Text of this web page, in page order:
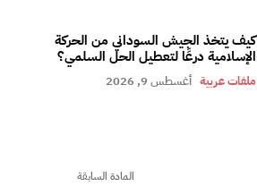
كيف يتخذ الجيش السوداني من الحركة
الإسلامية درعًا لتعطيل الحل السلمي؟
ملفات عربية أغسطس 9, 2026
المادة السابقة